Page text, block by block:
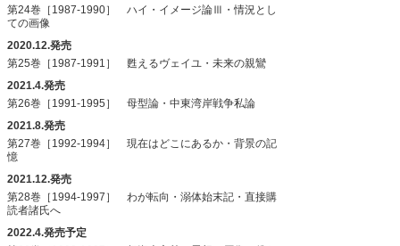
第24巻［1987-1990］ ハイ・イメージ論Ⅲ・情況とし
ての画像
2020.12.発売
第25巻［1987-1991］ 甦えるヴェイユ・未来の親鸞
2021.4.発売
第26巻［1991-1995］ 母型論・中東湾岸戦争私論
2021.8.発売
第27巻［1992-1994］ 現在はどこにあるか・背景の記
憶
2021.12.発売
第28巻［1994-1997］ わが転向・溺体始末記・直接購
読者諸氏へ
2022.4.発売予定